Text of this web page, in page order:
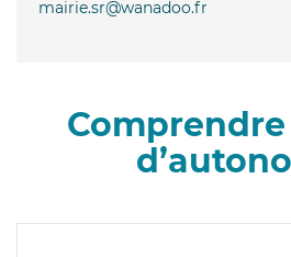
mairie.sr@wanadoo.fr